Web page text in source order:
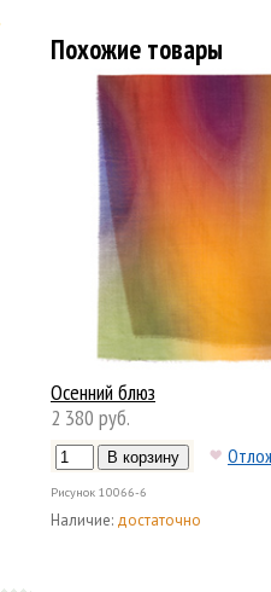
Похожие товары
Осенний блюз
2 380 руб.
Рисунок 10066-6
Наличие: достаточно